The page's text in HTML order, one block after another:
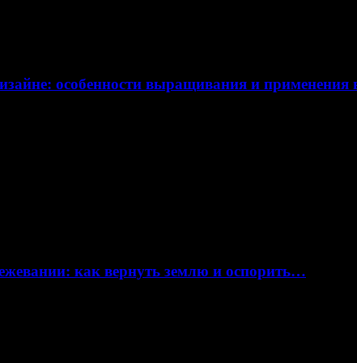
особенности выращивания и
как вернуть землю и оспорить…